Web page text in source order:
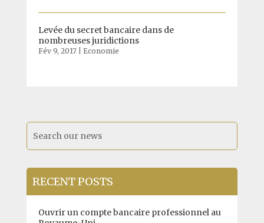
Levée du secret bancaire dans de
nombreuses juridictions
Fév 9, 2017| Economie
RECENT POSTS
Ouvrir un compte bancaire professionnel au